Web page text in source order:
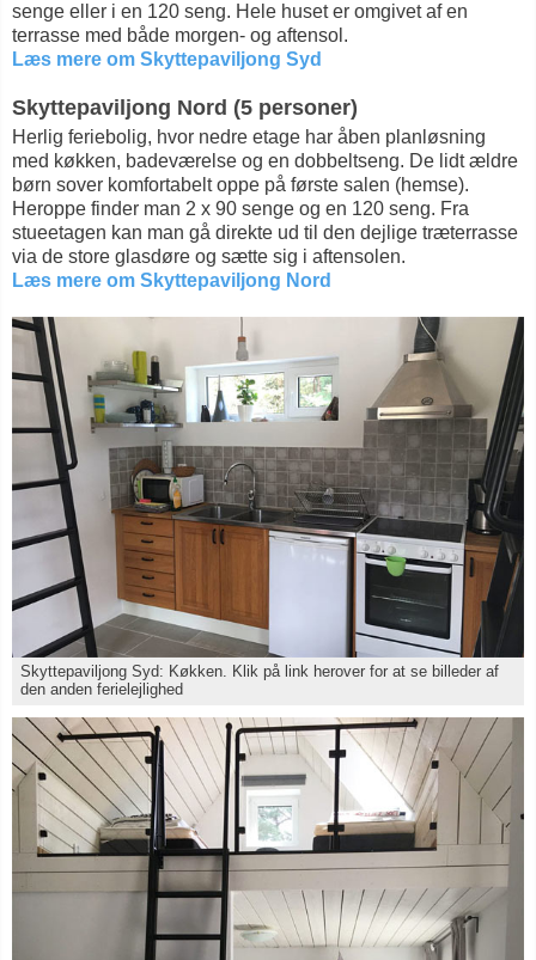
senge eller i en 120 seng. Hele huset er omgivet af en
terrasse med både morgen- og aftensol.
Læs mere om Skyttepaviljong Syd
Skyttepaviljong Nord (5 personer)
Herlig feriebolig, hvor nedre etage har åben planløsning
med køkken, badeværelse og en dobbeltseng. De lidt ældre
børn sover komfortabelt oppe på første salen (hemse).
Heroppe finder man 2 x 90 senge og en 120 seng. Fra
stueetagen kan man gå direkte ud til den dejlige træterrasse
via de store glasdøre og sætte sig i aftensolen.
Læs mere om Skyttepaviljong Nord
Skyttepaviljong Syd: Køkken. Klik på link herover for at se billeder af
den anden ferielejlighed